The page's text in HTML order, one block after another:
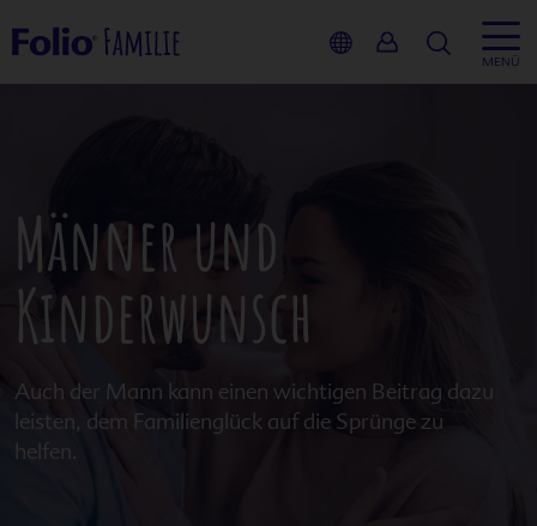
Suche
MENÜ
Männer und
Kinderwunsch
Auch der Mann kann einen wichtigen Beitrag dazu
leisten, dem Familienglück auf die Sprünge zu
helfen.
Stillzeit